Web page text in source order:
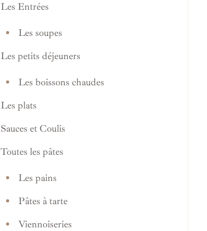
Les Entrées
Les soupes
Les petits déjeuners
Les boissons chaudes
Les plats
Sauces et Coulis
Toutes les pâtes
Les pains
Pâtes à tarte
Viennoiseries